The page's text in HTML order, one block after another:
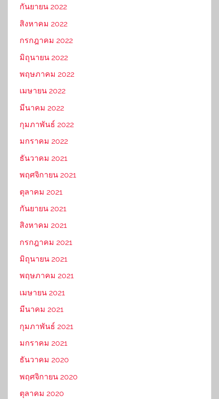
กันยายน 2022
สิงหาคม 2022
กรกฎาคม 2022
มิถุนายน 2022
พฤษภาคม 2022
เมษายน 2022
มีนาคม 2022
กุมภาพันธ์ 2022
มกราคม 2022
ธันวาคม 2021
พฤศจิกายน 2021
ตุลาคม 2021
กันยายน 2021
สิงหาคม 2021
กรกฎาคม 2021
มิถุนายน 2021
พฤษภาคม 2021
เมษายน 2021
มีนาคม 2021
กุมภาพันธ์ 2021
มกราคม 2021
ธันวาคม 2020
พฤศจิกายน 2020
ตุลาคม 2020